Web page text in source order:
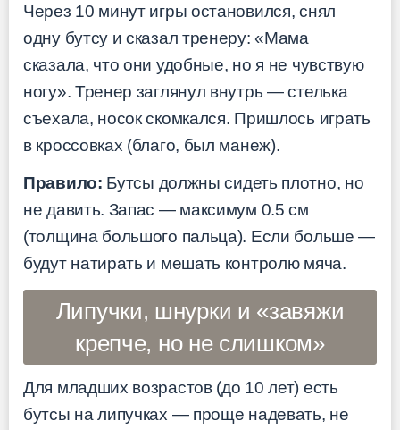
Через 10 минут игры остановился, снял
одну бутсу и сказал тренеру: «Мама
сказала, что они удобные, но я не чувствую
ногу». Тренер заглянул внутрь — стелька
съехала, носок скомкался. Пришлось играть
в кроссовках (благо, был манеж).
Правило: Бутсы должны сидеть плотно, но
не давить. Запас — максимум 0.5 см
(толщина большого пальца). Если больше —
будут натирать и мешать контролю мяча.
Липучки, шнурки и «завяжи
крепче, но не слишком»
Для младших возрастов (до 10 лет) есть
бутсы на липучках — проще надевать, не